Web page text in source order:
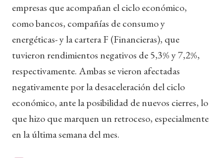
empresas que acompañan el ciclo económico,
como bancos, compañías de consumo y
energéticas- y la cartera F (Financieras), que
tuvieron rendimientos negativos de 5,3% y 7,2%,
respectivamente. Ambas se vieron afectadas
negativamente por la desaceleración del ciclo
económico, ante la posibilidad de nuevos cierres, lo
que hizo que marquen un retroceso, especialmente
en la última semana del mes.